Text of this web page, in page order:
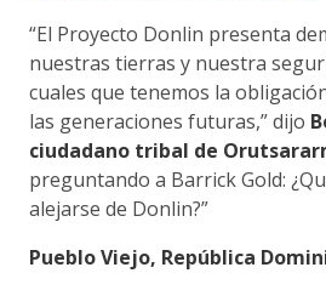
“El Proyecto Donlin presenta
nuestras tierras y nuestra
cuales que tenemos la
las generaciones futuras,” dijo
ciudadano tribal de
preguntando a Barrick Gold:
alejarse de Donlin?”
Pueblo Viejo, República